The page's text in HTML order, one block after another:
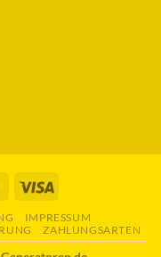
MasterCard
IMPRESSUM
ZAHLUNGSARTEN